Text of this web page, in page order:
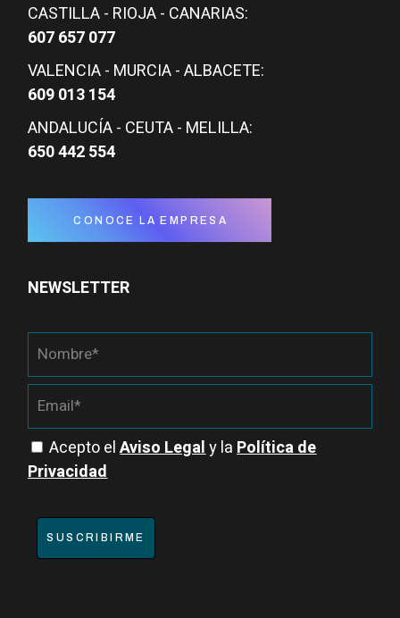
CASTILLA - RIOJA - CANARIAS:
607 657 077
VALENCIA - MURCIA - ALBACETE:
609 013 154
ANDALUCÍA - CEUTA - MELILLA:
650 442 554
CONOCE LA EMPRESA
NEWSLETTER
Acepto elAviso Legaly laPolítica de
Privacidad
SUSCRIBIRME